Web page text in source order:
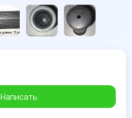
Написать